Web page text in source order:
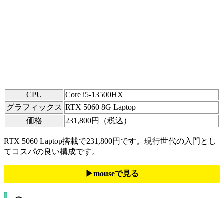
CPU
Core i5-13500HX
グラフィックス RTX 5060 8G Laptop
価格
231,800円（税込）
RTX 5060 Laptop搭載で231,800円です。現行世代の入門とし
てコスパの良い構成です。
▶mouseで見る